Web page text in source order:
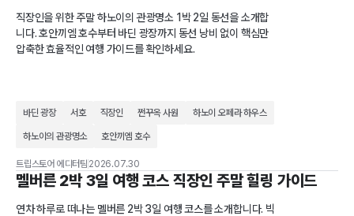
직장인을 위한 주말 하노이의 관광명소 1박 2일 동선을 소개합
니다. 호안끼엠 호수부터 바딘 광장까지 동선 낭비 없이 핵심만
압축한 효율적인 여행 가이드를 확인하세요.
바딘 광장 서호 직장인 쩐꾸옥 사원 하노이 오페라 하우스
하노이의 관광명소 호안끼엠 호수
트립스토어 에디터팀 2026.07.30
멜버른 2박 3일 여행 코스 직장인 주말 힐링 가이드
연차 하루로 떠나는 멜버른 2박 3일 여행 코스를 소개합니다. 빅